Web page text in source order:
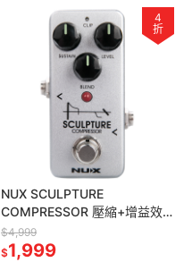
4
折
NUX SCULPTURE
COMPRESSOR 壓縮+增益效
果器 (原廠保固)
$4,999
$1,999